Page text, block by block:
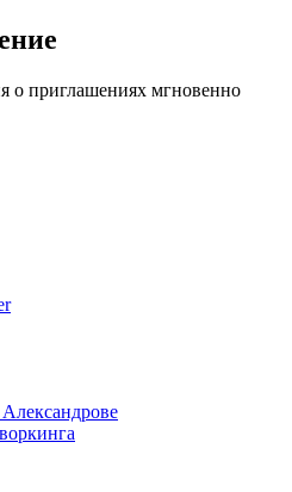
о приглашениях мгновенно